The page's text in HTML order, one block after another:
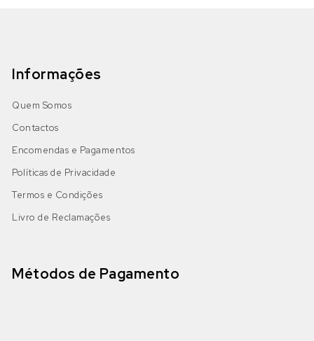
Informações
Quem Somos
Contactos
Encomendas e Pagamentos
Políticas de Privacidade
Termos e Condições
Livro de Reclamações
Métodos de Pagamento